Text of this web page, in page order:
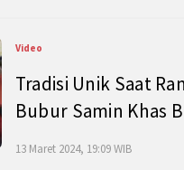
Video
Tradisi Unik Saat
Bubur Samin Khas
13 Maret 2024, 19:09 WIB